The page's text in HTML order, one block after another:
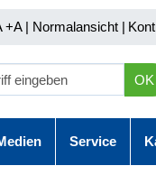
+A | Normalansicht |
OK
Service